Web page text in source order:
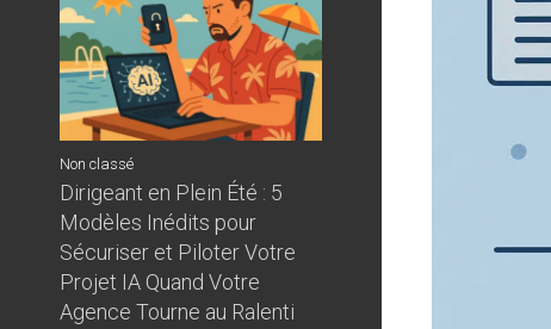
Non classé
Dirigeant en Plein Été : 5
Modèles Inédits pour
Sécuriser et Piloter Votre
Projet IA Quand Votre
Agence Tourne au Ralenti